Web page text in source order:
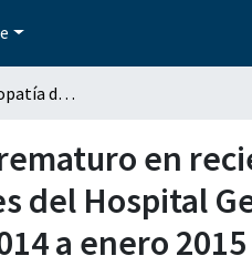
Incidencia de retinopatía del prematuro en recién nacidos de la Unidad de Cuidados Intensivos Neonatales del Hospital General Zona Norte de Puebla en el periodo comprendido, enero 2014 a enero 2015
en
del Hospital
a enero 2015